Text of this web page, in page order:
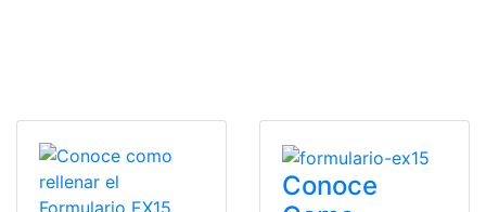
Conoce